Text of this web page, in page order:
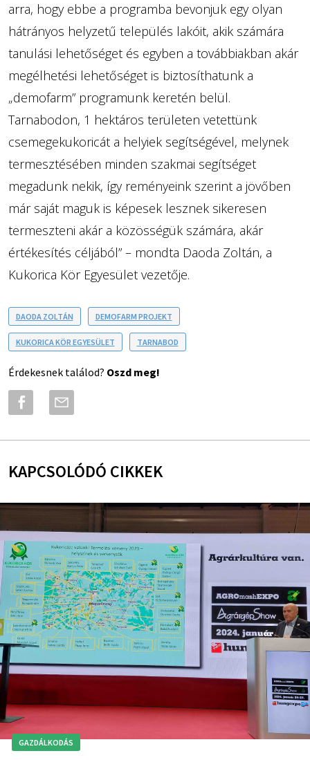
arra, hogy ebbe a programba bevonjuk egy olyan
hátrányos helyzetű település lakóit, akik számára
tanulási lehetőséget és egyben a továbbiakban akár
megélhetési lehetőséget is biztosíthatunk a
„demofarm” programunk keretén belül.
Tarnabodon, 1 hektáros területen vetettünk
csemegekukoricát a helyiek segítségével, melynek
termesztésében minden szakmai segítséget
megadunk nekik, így reményeink szerint a jövőben
már saját maguk is képesek lesznek sikeresen
termeszteni akár a közösségük számára, akár
értékesítés céljából” – mondta Daoda Zoltán, a
Kukorica Kör Egyesület vezetője.
DAODA ZOLTÁN DEMOFARM PROJEKT
KUKORICA KÖR EGYESÜLET TARNABOD
Érdekesnek találod? Oszd meg!
KAPCSOLÓDÓ CIKKEK
GAZDÁLKODÁS